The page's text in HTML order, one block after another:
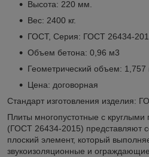
Высота: 220 мм.
Вес: 2400 кг.
ГОСТ, Серия: ГОСТ 26434-
Объем бетона: 0,96 м3
Геометрический объем: 1,757
Цена: договорная
Стандарт изготовления изделия:
Плиты многопустотные с
(ГОСТ 26434-2015) представляют
плоский элемент, который
звукоизоляционные и